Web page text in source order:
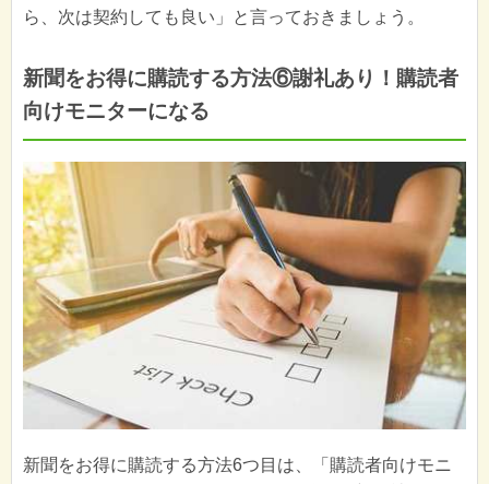
ら、次は契約しても良い」と言っておきましょう。
新聞をお得に購読する方法⑥謝礼あり！購読者
向けモニターになる
新聞をお得に購読する方法6つ目は、「購読者向けモニ